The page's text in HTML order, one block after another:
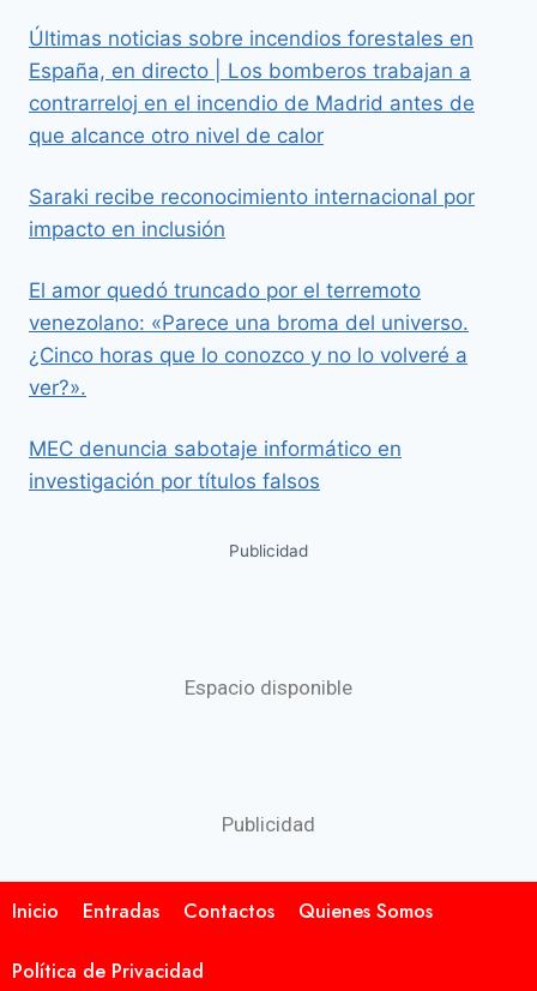
Últimas noticias sobre incendios forestales en
España, en directo | Los bomberos trabajan a
contrarreloj en el incendio de Madrid antes de
que alcance otro nivel de calor
Saraki recibe reconocimiento internacional por
impacto en inclusión
El amor quedó truncado por el terremoto
venezolano: «Parece una broma del universo.
¿Cinco horas que lo conozco y no lo volveré a
ver?».
MEC denuncia sabotaje informático en
investigación por títulos falsos
Publicidad
Espacio disponible
Publicidad
Inicio Entradas Contactos Quienes Somos
Política de Privacidad